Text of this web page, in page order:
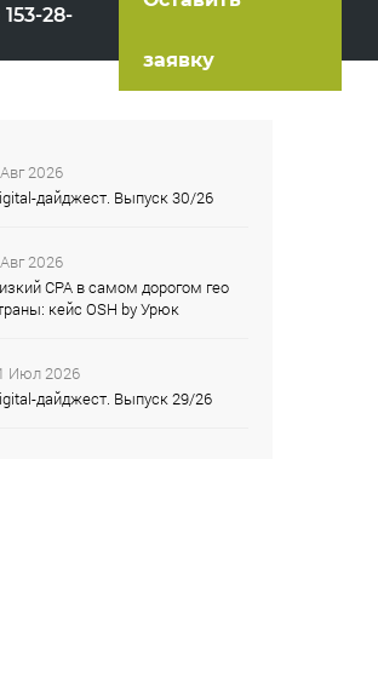
28-
заявку
2026
дайджест. Выпуск 30/26
2026
CPA в самом дорогом гео
кейс OSH by Урюк
Июл 2026
дайджест. Выпуск 29/26